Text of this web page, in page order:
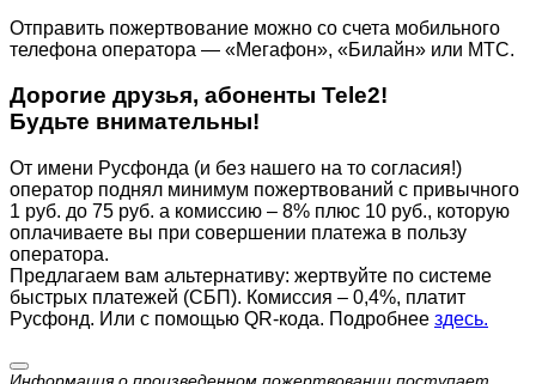
Отправить пожертвование можно со счета мобильного
телефона оператора — «Мегафон», «Билайн» или МТС.
Дорогие друзья, абоненты Tele2!
Будьте внимательны!
От имени Русфонда (и без нашего на то согласия!)
оператор поднял минимум пожертвований с привычного
1 руб. до 75 руб. а комиссию – 8% плюс 10 руб., которую
оплачиваете вы при совершении платежа в пользу
оператора.
Предлагаем вам альтернативу: жертвуйте по cистеме
быстрых платежей (СБП). Комиссия – 0,4%, платит
Русфонд. Или с помощью QR-кода. Подробнее здесь.